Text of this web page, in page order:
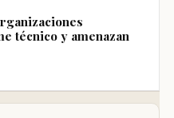
técnico y amenazan